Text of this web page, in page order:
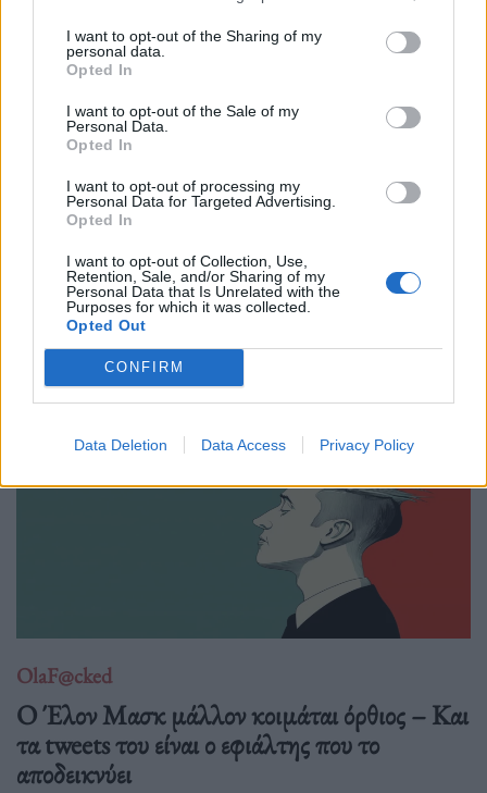
I want to opt-out of the Sharing of my
personal data.
Opted In
I want to opt-out of the Sale of my
Personal Data.
Opted In
I want to opt-out of processing my
Personal Data for Targeted Advertising.
Opted In
I want to opt-out of Collection, Use,
Retention, Sale, and/or Sharing of my
Personal Data that Is Unrelated with the
Purposes for which it was collected.
Opted Out
CONFIRM
Data Deletion Data Access Privacy Policy
OlaF@cked
Χιλιάδες ρομπότ με “μορφή γάτας”
σερβίρουν στα εστιατόρια της Ιαπωνίας
Καθώς η Ιαπωνία αντιμετωπίζει έλλειψη εργατικού δυναμικού,
η αγορά ρομπότ εξυπηρέτησης αναμένεται να τριπλασιαστεί
μέσα στα επόμενα πέντε χρόνια.
OlaF@cked
Ο Έλον Μασκ μάλλον κοιμάται όρθιος – Και
τα tweets του είναι ο εφιάλτης που το
αποδεικνύει